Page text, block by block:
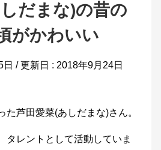
だまな)の昔の
がかわいい
/ 更新日 : 2018年9月24日
た芦田愛菜(あしだまな)さん。
タレントとして活動していま